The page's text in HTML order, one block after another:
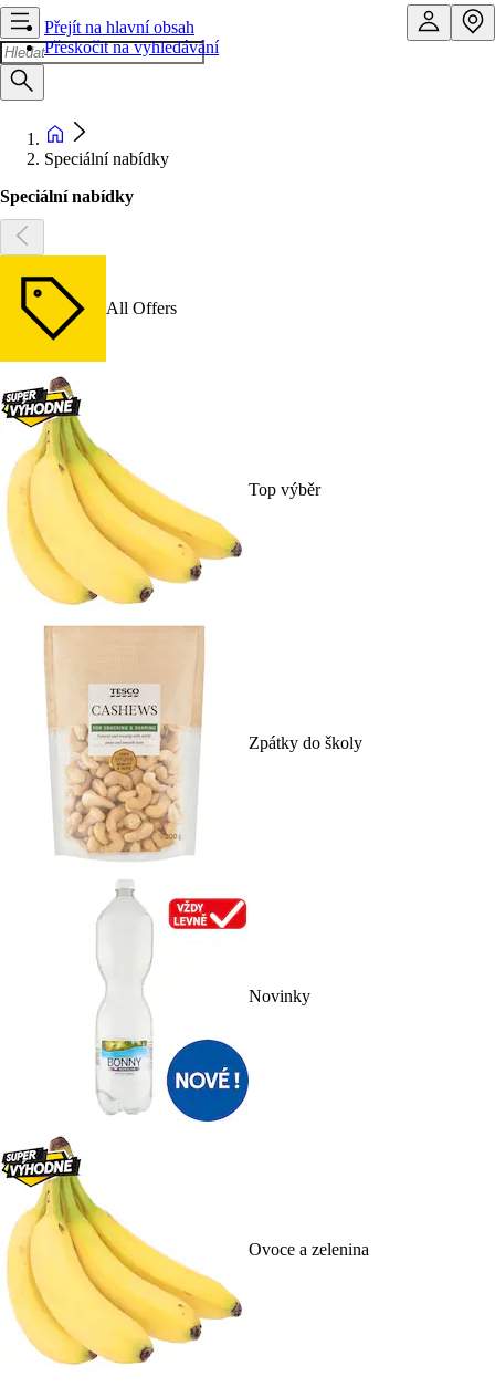
Přejít na hlavní obsah
Přeskočit na vyhledávání
Speciální nabídky
Speciální nabídky
All Offers
Top výběr
Zpátky do školy
Novinky
Ovoce a zelenina